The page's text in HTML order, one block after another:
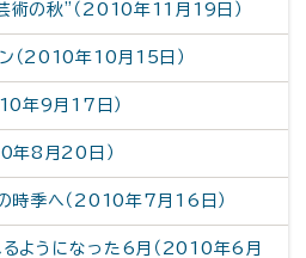
術の秋”（2010年11月19日）
（2010年10月15日）
年9月17日）
年8月20日）
時季へ（2010年7月16日）
るようになった6月（2010年6月